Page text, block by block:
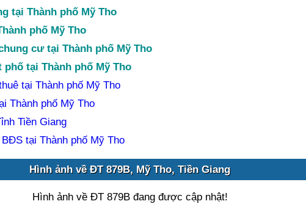
tại Thành phố Mỹ Tho
phố Mỹ Tho
cư tại Thành phố Mỹ Tho
phố tại Thành phố Mỹ Tho
tại Thành phố Mỹ Tho
Thành phố Mỹ Tho
Tiền Giang
tại Thành phố Mỹ Tho
Hình ảnh về ĐT 879B, Mỹ Tho, Tiền Giang
Hình ảnh về ĐT 879B đang được cập nhật!